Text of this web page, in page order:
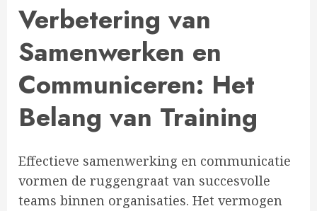
Verbetering van
Samenwerken en
Communiceren: Het
Belang van Training
Effectieve samenwerking en communicatie
vormen de ruggengraat van succesvolle
teams binnen organisaties. Het vermogen